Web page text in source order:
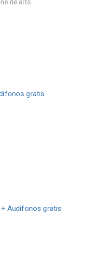
de alto
gratis
Audifonos gratis